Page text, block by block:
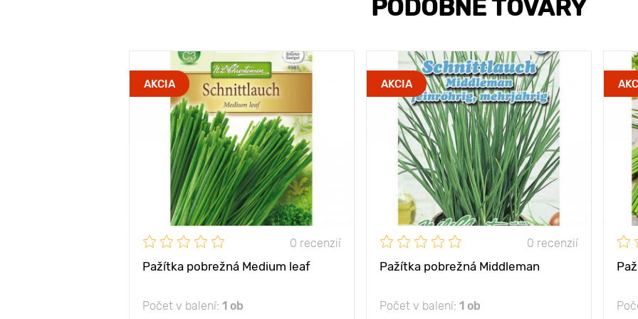
PODOBNÉ TOVARY
AKCIA
0 recenzií
Pažítka pobrežná Medium leaf
Počet v balení: 1 ob
AKCIA
0 recenzií
Pažítka pobrežná Middleman
Počet v balení: 1 ob